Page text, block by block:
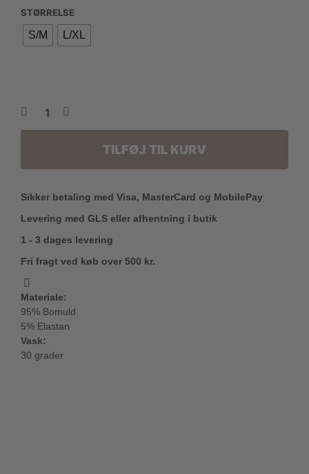
STØRRELSE
S/M L/XL
TILFØJ TIL KURV
Sikker betaling med Visa, MasterCard og MobilePay
Levering med GLS eller afhentning i butik
1 - 3 dages levering
Fri fragt ved køb over 500 kr.
Materiale:
95% Bomuld
5% Elastan
Vask:
30 grader